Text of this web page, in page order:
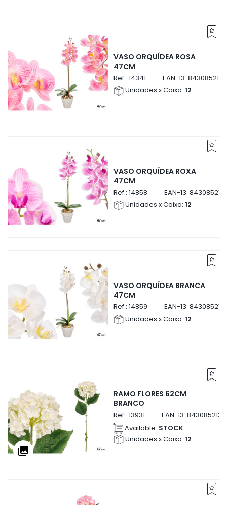
VASO ORQUÍDEA ROSA
47CM
Ref.: 14341 EAN-13:
Unidades x Caixa: 12
VASO ORQUÍDEA ROXA
47CM
Ref.: 14858 EAN-13:
Unidades x Caixa: 12
VASO ORQUÍDEA BRANCA
47CM
Ref.: 14859 EAN-13:
Unidades x Caixa: 12
collections
RAMO FLORES 62CM
BRANCO
Ref.: 13931 EAN-13:
Available: STOCK
Unidades x Caixa: 12